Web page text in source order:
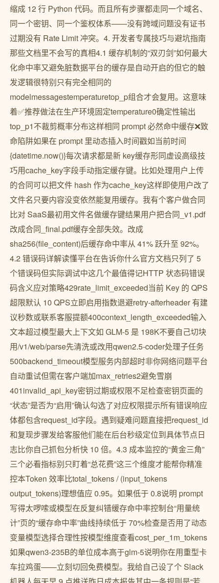
缩成 12 行 Python 代码。而且所有步骤都走同一个域名、
同一个密钥、同一个鉴权体系——没有跨域问题没有证书
过期没有 Rate Limit 冲突。4. 开发者专属技巧与避坑指南
那些文档里不会写的真相4.1 缓存机制的“双刃剑”如何最大
化命中率又避免脏数据平台的缓存是自动开启的但它的触
发逻辑很特别只有完全相同的
modelmessagestemperaturetop_p组合才会复用。这意味
着✅推荐做法在生产环境固定temperature0确定性输出
top_p1不裁剪概率分布这样相同 prompt 必然命中缓存❌致
命陷阱如果在 prompt 里动态插入时间戳如当前时间
{datetime.now()}每次请求都是新 key缓存形同虚设高级技
巧用cache_key字段手动指定缓存键。比如处理用户上传
的合同可以把文件 hash 作为cache_key这样即使用户改了
文件名只要内容没变依然能复用缓存。我有个客户做合同
比对 SaaS最初用文件名做缓存键结果用户把合同_v1.pdf
改成合同_final.pdf缓存全部失效。改成
sha256(file_content)后缓存命中率从 41% 跃升至 92%。
4.2 错误码详解读懂平台在告诉你什么官方文档只列了 5
个错误码但实际调试中这几个最值得记HTTP 状态码错误
码含义应对策略429rate_limit_exceeded当前 Key 的 QPS
超限默认 10 QPS立即启用指数退避retry-afterheader 有建
议秒数或联系客服提额400context_length_exceeded输入
文本超过模型最大上下文如 GLM-5 是 198K不要自己切块
用/v1/web/parse先清洗或改用qwen2.5-coder处理子任务
500backend_timeout模型服务内部超时非你网络问题平台
自动重试但需在客户端加max_retries2避免雪崩
401invalid_api_key密钥过期或权限不足检查密钥页面的
“状态”是否为“启用”确认勾选了对应权限提示所有错误响应
体都包含request_id字段。遇到疑难问题直接把request_id
和复现步骤发给客服他们能在后台秒级定位到具体节点日
志比你自己抓包分析快 10 倍。4.3 成本监控的“黄金三角”
三个必看指标别只盯着“总花费”这三个维度才能帮你精准
控本Token 效率比total_tokens / (input_tokens
output_tokens)理想值应 0.95。如果低于 0.8说明 prompt
写得太啰嗦或模型在反复纠错缓存命中率控制台“用量统
计”页的“缓存命中率”曲线持续低于 70%检查是否用了动态
变量模型选择合理性按模型维度查看cost_per_1m_tokens
如果qwen3-235B的单位成本高于glm-5说明你在用重型卡
车拉鸡蛋——立刻切回免费模型。我给自己设了个 Slack